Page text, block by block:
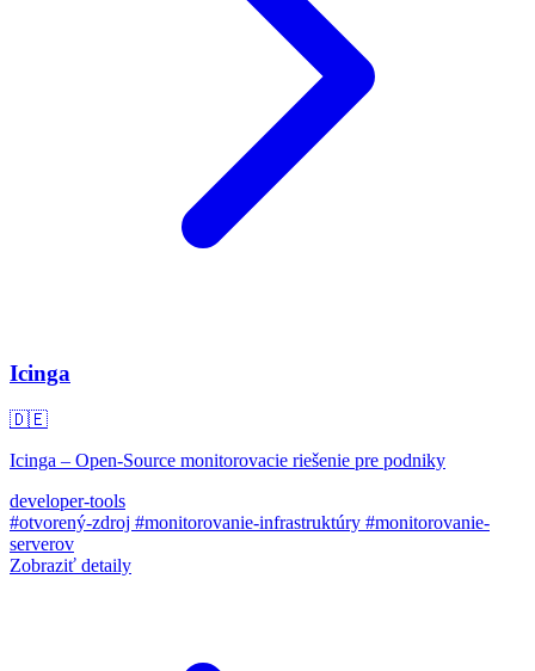
Icinga
🇩🇪
Icinga – Open-Source monitorovacie riešenie pre podniky
developer-tools
#otvorený-zdroj #monitorovanie-infrastruktúry #monitorovanie-
serverov
Zobraziť detaily